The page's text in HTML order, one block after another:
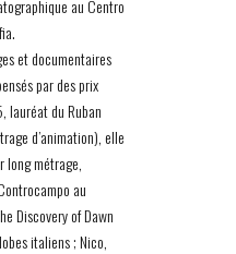
au Centro
et documentaires
par des prix
lauréat du Ruban
d’animation), elle
long métrage,
au
Discovery of Dawn
italiens ; Nico,